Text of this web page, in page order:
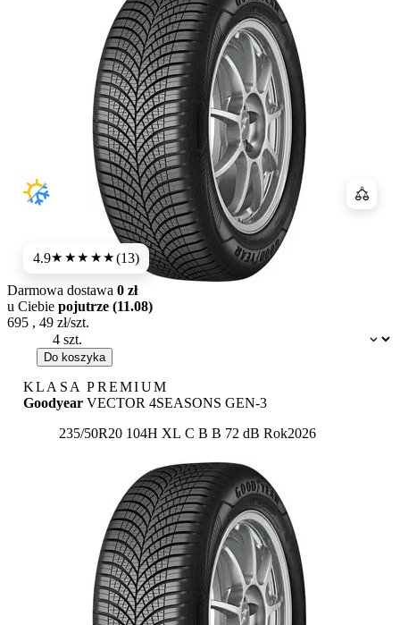
4.9★★★★★(13)
Dostępność:
Darmowa dostawa 0 zł
u Ciebie pojutrze (11.08)
695 , 49 zł/szt.
Do koszyka
KLASA PREMIUM
Goodyear VECTOR 4SEASONS GEN-3
235/50R20 104H XL Etykieta:
C B B 72 dB Rok2026